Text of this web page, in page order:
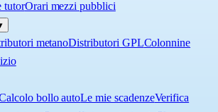
tutorOrari mezzi pubblici
metanoDistributori GPLColonnine
bollo autoLe mie scadenzeVerifica